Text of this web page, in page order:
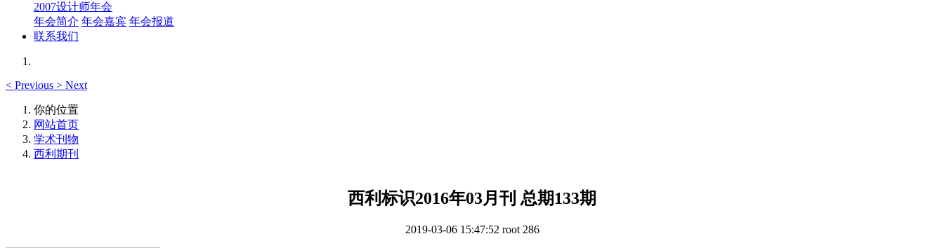
2007设计师年会
年会简介 年会嘉宾 年会报道
联系我们
< Previous > Next
你的位置
网站首页
学术刊物
西利期刊
西利标识2016年03月刊 总期133期
2019-03-06 15:47:52 root 286